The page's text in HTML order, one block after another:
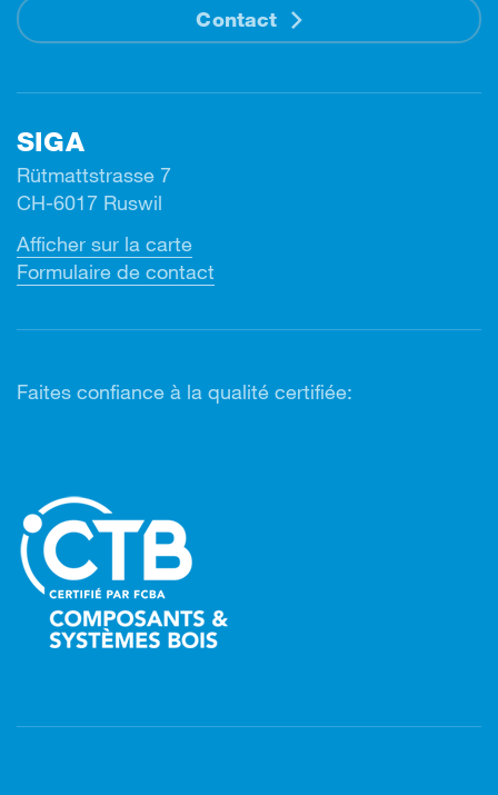
Contact
SIGA
Rütmattstrasse 7
CH-6017 Ruswil
Afficher sur la carte
Formulaire de contact
Faites confiance à la qualité certifiée: